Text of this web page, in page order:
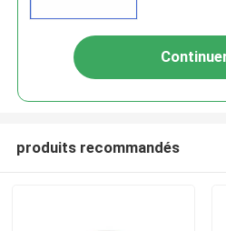
produits recommandés